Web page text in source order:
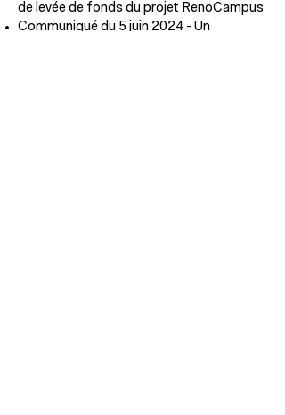
de levée de fonds du projet RenoCampus
Communiqué du 5 juin 2024 - Un